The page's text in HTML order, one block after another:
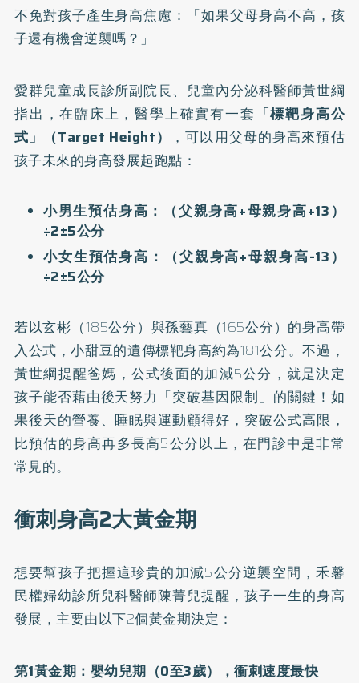
不免對孩子產生身高焦慮：「如果父母身高不高，孩
子還有機會逆襲嗎？」
愛群兒童成長診所副院長、兒童內分泌科醫師黃世綱
指出，在臨床上，醫學上確實有一套 「標靶身高公
式」（Target Height）
，可以用父母的身高來預估
孩子未來的身高發展起跑點：
小男生預估身高：（父親身高+母親身高+13）
÷2±5公分
小女生預估身高：（父親身高+母親身高-13）
÷2±5公分
若以玄彬（185公分）與孫藝真（165公分）的身高帶
入公式，小甜豆的遺傳標靶身高約為181公分。不過，
黃世綱提醒爸媽，公式後面的加減5公分，就是決定
孩子能否藉由後天努力「突破基因限制」的關鍵！如
果後天的營養、睡眠與運動顧得好，突破公式高限，
比預估的身高再多長高5公分以上，在門診中是非常
常見的。
衝刺身高2大黃金期
想要幫孩子把握這珍貴的加減5公分逆襲空間，禾馨
民權婦幼診所兒科醫師陳菁兒提醒，孩子一生的身高
發展，主要由以下2個黃金期決定：
第1黃金期：嬰幼兒期（0至3歲），衝刺速度最快